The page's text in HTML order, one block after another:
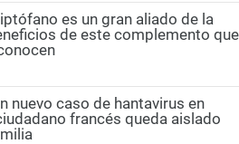
es un gran aliado de la
de este complemento que
nuevo caso de hantavirus en
francés queda aislado